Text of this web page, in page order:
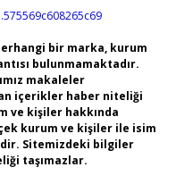
bir marka, kurum
bulunmamaktadır.
makaleler
içerikler haber niteliği
ve kişiler hakkında
kurum ve kişiler ile isim
Sitemizdeki bilgiler
taşımazlar.